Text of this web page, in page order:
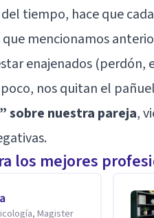
tiempo, hace que
que mencionamos
enajenados (perdón,
nos quitan el
sobre nuestra pareja,
los mejores
Magister